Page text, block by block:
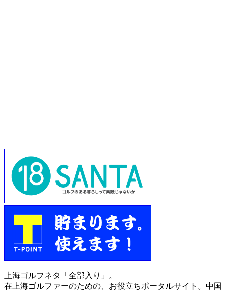
上海ゴルフネタ「全部入り」。
在上海ゴルファーのための、お役立ちポータルサイト。中国